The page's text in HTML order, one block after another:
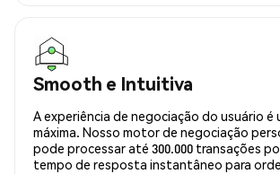
Smooth e Intuitiva
A experiência de negociação do usuário é
máxima. Nosso motor de negociação
pode processar até 300.000 transações
tempo de resposta instantâneo para